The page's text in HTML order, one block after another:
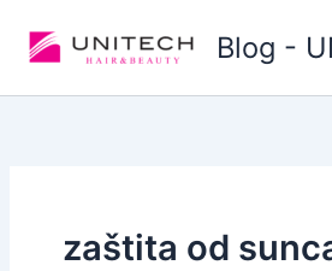
Blog -
zaštita od